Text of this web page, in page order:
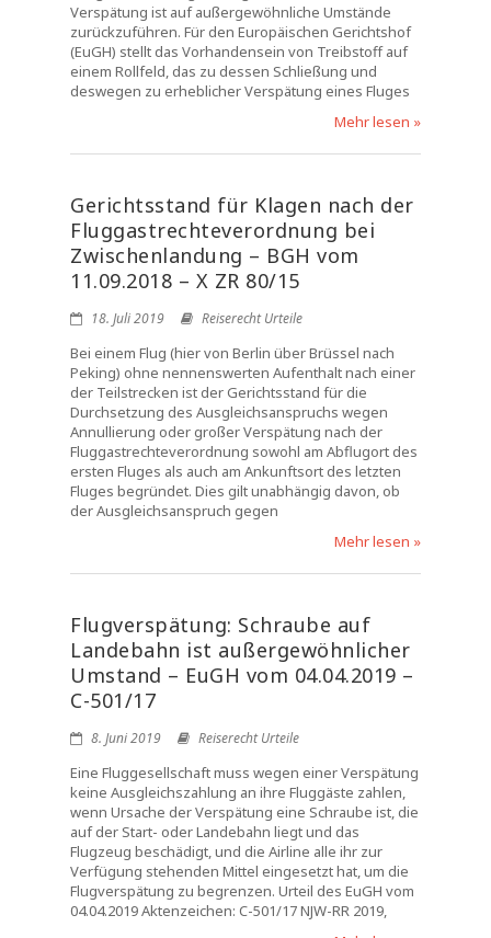
Verspätung ist auf außergewöhnliche Umstände
zurückzuführen. Für den Europäischen Gerichtshof
(EuGH) stellt das Vorhandensein von Treibstoff auf
einem Rollfeld, das zu dessen Schließung und
deswegen zu erheblicher Verspätung eines Fluges
Mehr lesen »
Gerichtsstand für Klagen nach der
Fluggastrechteverordnung bei
Zwischenlandung – BGH vom
11.09.2018 – X ZR 80/15
18. Juli 2019 Reiserecht Urteile
Bei einem Flug (hier von Berlin über Brüssel nach
Peking) ohne nennenswerten Aufenthalt nach einer
der Teilstrecken ist der Gerichtsstand für die
Durchsetzung des Ausgleichsanspruchs wegen
Annullierung oder großer Verspätung nach der
Fluggastrechteverordnung sowohl am Abflugort des
ersten Fluges als auch am Ankunftsort des letzten
Fluges begründet. Dies gilt unabhängig davon, ob
der Ausgleichsanspruch gegen
Mehr lesen »
Flugverspätung: Schraube auf
Landebahn ist außergewöhnlicher
Umstand – EuGH vom 04.04.2019 –
C-501/17
8. Juni 2019 Reiserecht Urteile
Eine Fluggesellschaft muss wegen einer Verspätung
keine Ausgleichszahlung an ihre Fluggäste zahlen,
wenn Ursache der Verspätung eine Schraube ist, die
auf der Start- oder Landebahn liegt und das
Flugzeug beschädigt, und die Airline alle ihr zur
Verfügung stehenden Mittel eingesetzt hat, um die
Flugverspätung zu begrenzen. Urteil des EuGH vom
04.04.2019 Aktenzeichen: C-501/17 NJW-RR 2019,